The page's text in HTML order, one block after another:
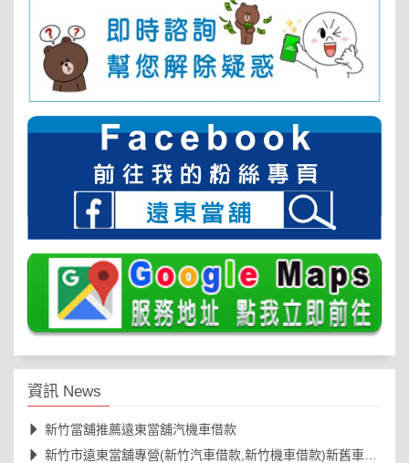
資訊 News
新竹當舖推薦遠東當舖汽機車借款
新竹市遠東當舖專營(新竹汽車借款,新竹機車借款)新舊車借錢